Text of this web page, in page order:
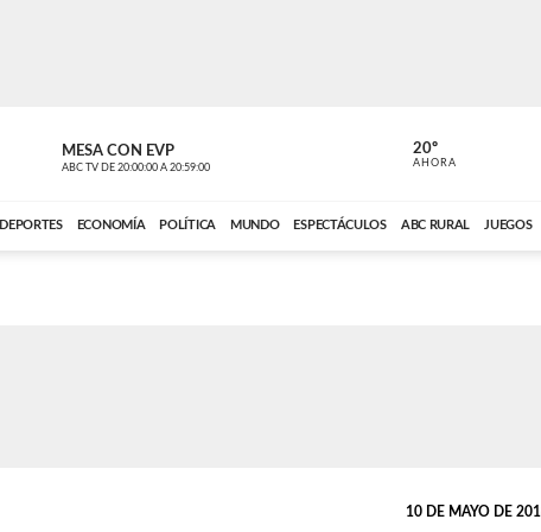
MESA CON EVP
ABC TV DE 20:00:00 A 20:59:00 ABC CARDINAL
20º
AHORA
DEPORTES ECONOMÍA POLÍTICA MUNDO ESPECTÁCULOS ABC RURAL JUEGOS
10 DE MAYO DE